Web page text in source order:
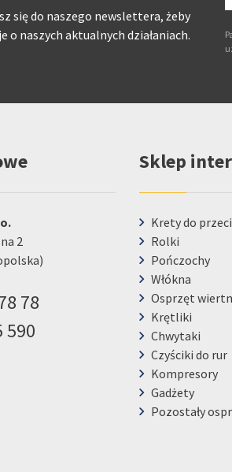
się do naszego newslettera, żeby
naszych aktualnych działaniach.
2
78
590
Sklep
Krety do
Rolki
Pończochy
Włókna
Osprzęt
Krętliki
Chwytaki
Czyściki do rur
Kompresory
Gadżety
Pozostały